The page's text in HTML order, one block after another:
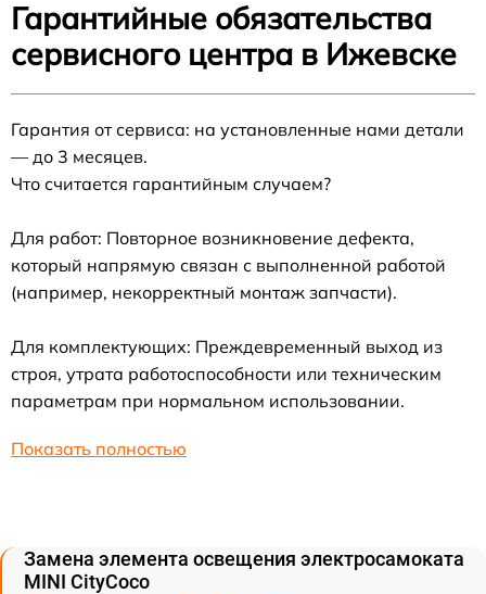
Гарантийные обязательства
сервисного центра в Ижевске
Гарантия от сервиса: на установленные нами детали
— до 3 месяцев.
Что считается гарантийным случаем?
Для работ: Повторное возникновение дефекта,
который напрямую связан с выполненной работой
(например, некорректный монтаж запчасти).
Для комплектующих: Преждевременный выход из
строя, утрата работоспособности или техническим
параметрам при нормальном использовании.
Показать полностью
Замена элемента освещения электросамоката
MINI CityCoco